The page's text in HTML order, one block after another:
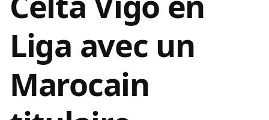
Liga avec un
Marocain